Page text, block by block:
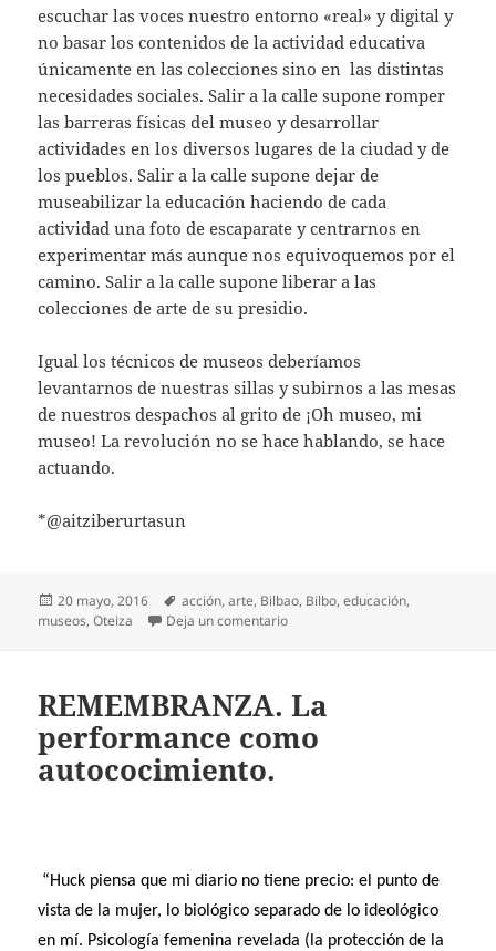
escuchar las voces nuestro entorno «real» y digital y
no basar los contenidos de la actividad educativa
únicamente en las colecciones sino en las distintas
necesidades sociales. Salir a la calle supone romper
las barreras físicas del museo y desarrollar
actividades en los diversos lugares de la ciudad y de
los pueblos. Salir a la calle supone dejar de
museabilizar la educación haciendo de cada
actividad una foto de escaparate y centrarnos en
experimentar más aunque nos equivoquemos por el
camino. Salir a la calle supone liberar a las
colecciones de arte de su presidio.
Igual los técnicos de museos deberíamos
levantarnos de nuestras sillas y subirnos a las mesas
de nuestros despachos al grito de ¡Oh museo, mi
museo! La revolución no se hace hablando, se hace
actuando.
*@aitziberurtasun
Publicado
el
20 mayo, 2016 Etiquetas
acción,arte, Bilbao, Bilbo,educación,
museos,Oteiza Deja un comentarioen ¡Oh museo, mi museo!
REMEMBRANZA. La
performance como
autococimiento.
“Huck piensa que mi diario no tiene precio: el punto de
vista de la mujer, lo biológico separado de lo ideológico
en mí. Psicología femenina revelada (la protección de la